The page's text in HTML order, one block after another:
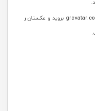
بروید و عکستان را